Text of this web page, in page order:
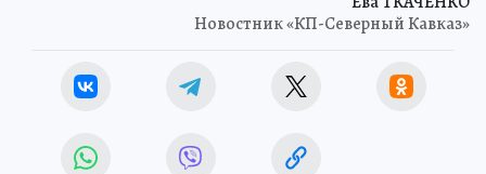
Новостник «КП-Северный Кавказ»